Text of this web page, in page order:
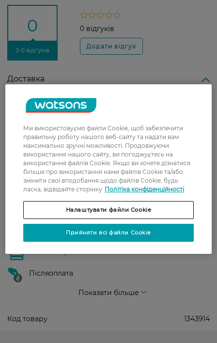
0
З 0 відгуків
0 відгуків
Доставка
Нова пошта
У відділення Нової пошти - 99 грн,
безкоштовно від 699 грн
Укрпошта
Вартість доставки - 79 грн, безкоштовна
доставка від - 599 грн
Забрати сьогодні в магазині Watsons
Показати більше
Післяоплата
Показати більше
Код товару 1343914
Ми використовуємо файли Cookie, щоб забезпечити
правильну роботу нашого веб-сайту та надати вам
максимально зручні можливості. Продовжуючи
використання нашого сайту, ви погоджуєтесь на
використання файлів Cookie. Якщо ви хочете дізнатися
більше про використання нами файлів Cookie та/або
змінити свої вподобання щодо файлів Cookie, будь
ласка, відвідайте сторінку Політіка конфіденційності
Налаштувати файли Cookie
Прийняти всі файли Cookie